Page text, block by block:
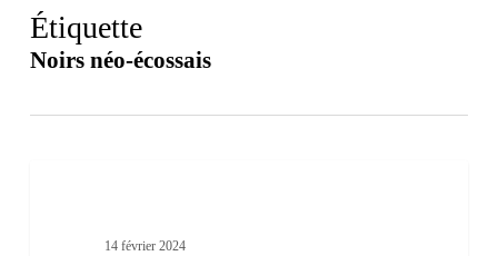
Étiquette
Noirs néo-écossais
14 février 2024